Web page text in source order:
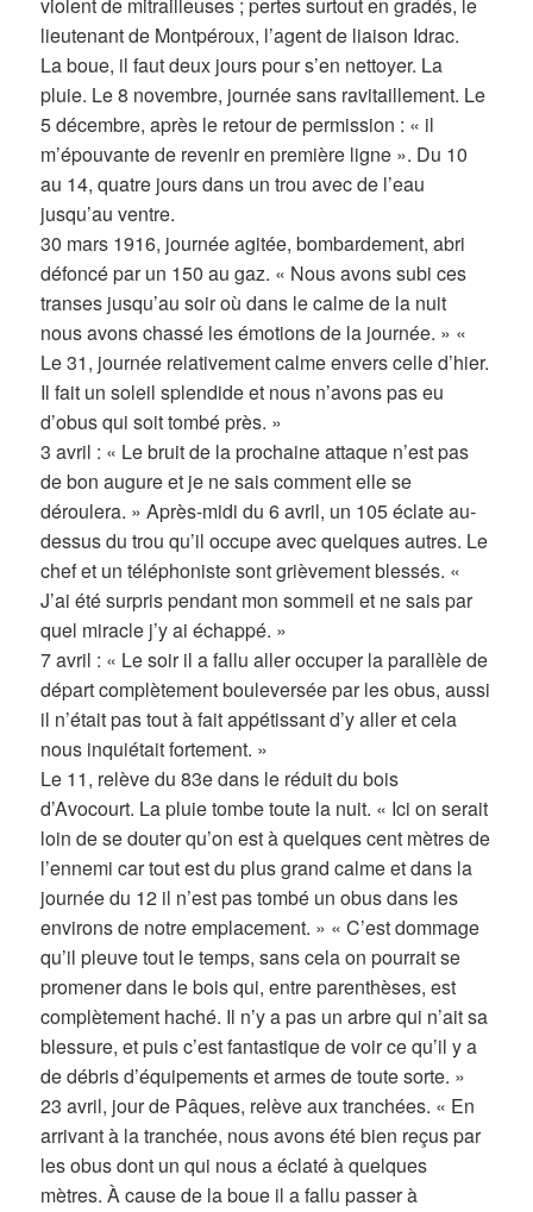
violent de mitrailleuses ; pertes surtout en gradés, le
lieutenant de Montpéroux, l’agent de liaison Idrac.
La boue, il faut deux jours pour s’en nettoyer. La
pluie. Le 8 novembre, journée sans ravitaillement. Le
5 décembre, après le retour de permission : « il
m’épouvante de revenir en première ligne ». Du 10
au 14, quatre jours dans un trou avec de l’eau
jusqu’au ventre.
30 mars 1916, journée agitée, bombardement, abri
défoncé par un 150 au gaz. « Nous avons subi ces
transes jusqu’au soir où dans le calme de la nuit
nous avons chassé les émotions de la journée. » «
Le 31, journée relativement calme envers celle d’hier.
Il fait un soleil splendide et nous n’avons pas eu
d’obus qui soit tombé près. »
3 avril : « Le bruit de la prochaine attaque n’est pas
de bon augure et je ne sais comment elle se
déroulera. » Après-midi du 6 avril, un 105 éclate au-
dessus du trou qu’il occupe avec quelques autres. Le
chef et un téléphoniste sont grièvement blessés. «
J’ai été surpris pendant mon sommeil et ne sais par
quel miracle j’y ai échappé. »
7 avril : « Le soir il a fallu aller occuper la parallèle de
départ complètement bouleversée par les obus, aussi
il n’était pas tout à fait appétissant d’y aller et cela
nous inquiétait fortement. »
Le 11, relève du 83e dans le réduit du bois
d’Avocourt. La pluie tombe toute la nuit. « Ici on serait
loin de se douter qu’on est à quelques cent mètres de
l’ennemi car tout est du plus grand calme et dans la
journée du 12 il n’est pas tombé un obus dans les
environs de notre emplacement. » « C’est dommage
qu’il pleuve tout le temps, sans cela on pourrait se
promener dans le bois qui, entre parenthèses, est
complètement haché. Il n’y a pas un arbre qui n’ait sa
blessure, et puis c’est fantastique de voir ce qu’il y a
de débris d’équipements et armes de toute sorte. »
23 avril, jour de Pâques, relève aux tranchées. « En
arrivant à la tranchée, nous avons été bien reçus par
les obus dont un qui nous a éclaté à quelques
mètres. À cause de la boue il a fallu passer à